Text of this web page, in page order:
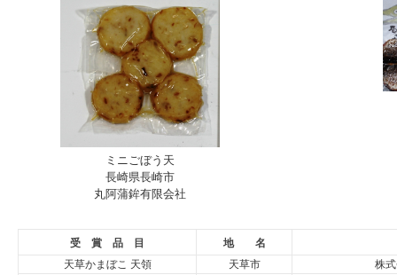
ミニごぼう天
長崎県長崎市
丸阿蒲鉾有限会社
受 賞 品 目 地 名
天草かまぼこ 天領 天草市
株